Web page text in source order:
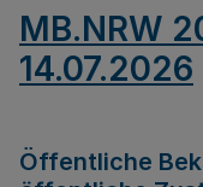
MB.NRW
14.07.2026
Öffentliche